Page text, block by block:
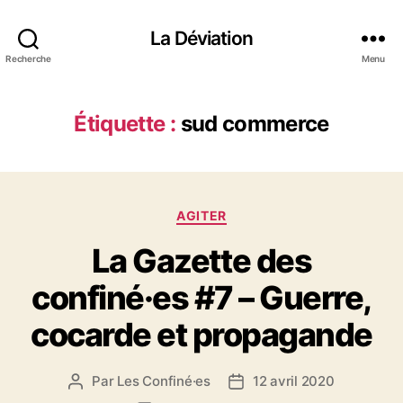
Recherche
La Déviation
Menu
Étiquette : sud commerce
C
t
é
g
o
r
i
s
AGITER
La Gazette des
confiné·es #7 – Guerre,
cocarde et propagande
A Par Les Confiné·es
D 12 avril 2020